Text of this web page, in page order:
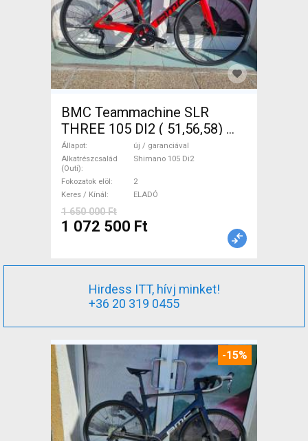
BMC Teammachine SLR
THREE 105 DI2 ( 51,56,58)
Országúti Shimano 105 Di2
tárcsafék új / garanciával
ELADÓ
Állapot
új / garanciával
Alkatrészcsalád
(Outi)
Shimano 105 Di2
Fokozatok elöl
2
Keres / Kínál
ELADÓ
1 650 000 Ft
1 072 500 Ft
Hirdess ITT, hívj minket!
+36 20 319 0455
-15%